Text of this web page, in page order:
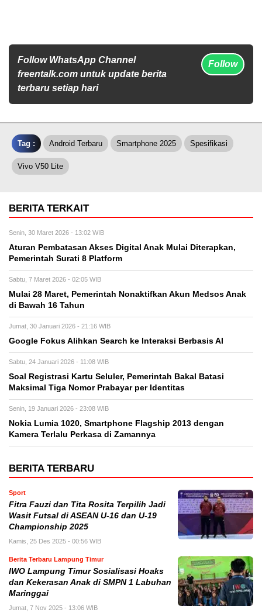
Follow WhatsApp Channel
freentalk.com untuk update berita
terbaru setiap hari
Follow
Tag : Android Terbaru Smartphone 2025 Spesifikasi
Vivo V50 Lite
BERITA TERKAIT
Senin, 30 Maret 2026 - 13:02 WIB
Aturan Pembatasan Akses Digital Anak Mulai Diterapkan,
Pemerintah Surati 8 Platform
Sabtu, 7 Maret 2026 - 02:05 WIB
Mulai 28 Maret, Pemerintah Nonaktifkan Akun Medsos Anak
di Bawah 16 Tahun
Jumat, 30 Januari 2026 - 21:16 WIB
Google Fokus Alihkan Search ke Interaksi Berbasis AI
Sabtu, 24 Januari 2026 - 11:08 WIB
Soal Registrasi Kartu Seluler, Pemerintah Bakal Batasi
Maksimal Tiga Nomor Prabayar per Identitas
Senin, 19 Januari 2026 - 23:08 WIB
Nokia Lumia 1020, Smartphone Flagship 2013 dengan
Kamera Terlalu Perkasa di Zamannya
BERITA TERBARU
Sport
Fitra Fauzi dan Tita Rosita Terpilih Jadi
Wasit Futsal di ASEAN U-16 dan U-19
Championship 2025
Kamis, 25 Des 2025 - 00:56 WIB
Berita Terbaru Lampung Timur
IWO Lampung Timur Sosialisasi Hoaks
dan Kekerasan Anak di SMPN 1 Labuhan
Maringgai
Jumat, 7 Nov 2025 - 13:06 WIB